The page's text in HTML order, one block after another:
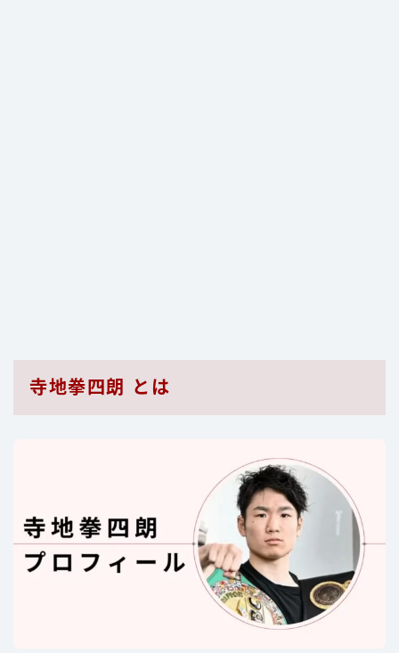
寺地拳四朗 とは